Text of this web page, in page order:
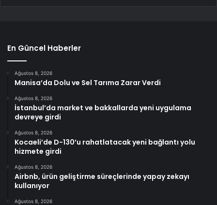
En Güncel Haberler
Ağustos 8, 2026
Manisa’da Dolu ve Sel Tarıma Zarar Verdi
Ağustos 8, 2026
İstanbul’da market ve bakkallarda yeni uygulama
devreye girdi
Ağustos 8, 2026
Kocaeli’de D-130’u rahatlatacak yeni bağlantı yolu
hizmete girdi
Ağustos 8, 2026
Airbnb, ürün geliştirme süreçlerinde yapay zekayı
kullanıyor
Ağustos 8, 2026